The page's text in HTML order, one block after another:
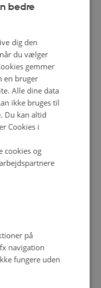
bedre
dig den
du vælger
gemmer
en bruger
Alle dine data
ikke bruges til
Du kan altid
Cookies i
cookies og
på
navigation
fungere uden